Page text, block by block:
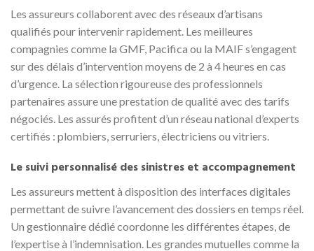
Les assureurs collaborent avec des réseaux d’artisans
qualifiés pour intervenir rapidement. Les meilleures
compagnies comme la GMF, Pacifica ou la MAIF s’engagent
sur des délais d’intervention moyens de 2 à 4 heures en cas
d’urgence. La sélection rigoureuse des professionnels
partenaires assure une prestation de qualité avec des tarifs
négociés. Les assurés profitent d’un réseau national d’experts
certifiés : plombiers, serruriers, électriciens ou vitriers.
Le suivi personnalisé des sinistres et accompagnement
Les assureurs mettent à disposition des interfaces digitales
permettant de suivre l’avancement des dossiers en temps réel.
Un gestionnaire dédié coordonne les différentes étapes, de
l’expertise à l’indemnisation. Les grandes mutuelles comme la